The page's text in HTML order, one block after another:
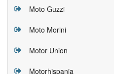
Moto Guzzi
Moto Morini
Motor Union
Motorhispania